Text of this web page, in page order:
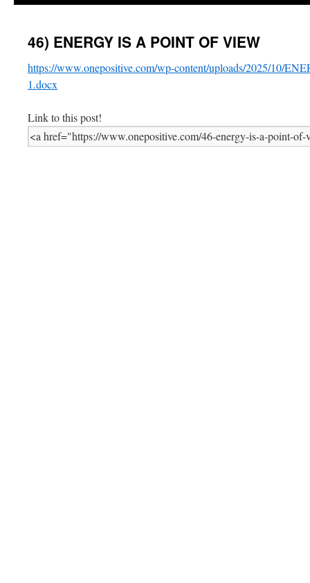
46) ENERGY IS A POINT OF VIEW
https://www.onepositive.com/wp-content/uploads/2025/10/
1.docx
Link to this post!